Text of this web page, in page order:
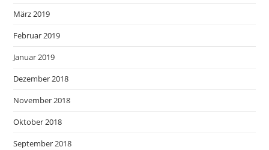
März 2019
Februar 2019
Januar 2019
Dezember 2018
November 2018
Oktober 2018
September 2018